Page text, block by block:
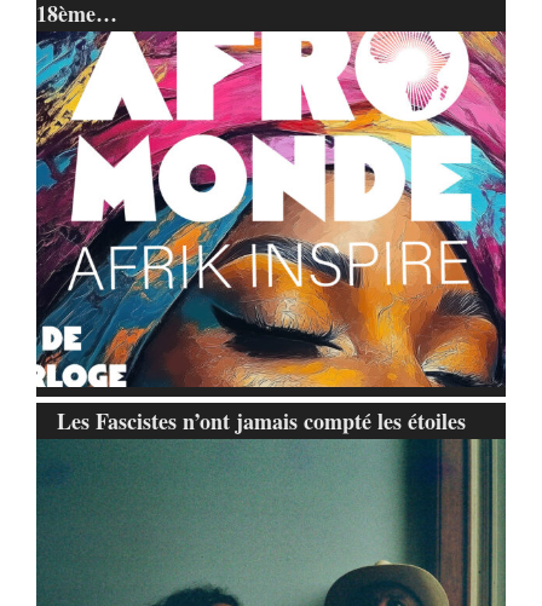
18ème…
Les Fascistes n’ont jamais compté les étoiles